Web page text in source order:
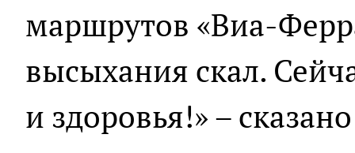
маршрутов «Виа-
высыхания скал.
и здоровья!» –